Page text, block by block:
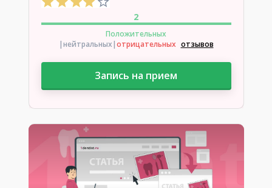
2
Положительных
|нейтральных|отрицательных отзывов
Запись на прием